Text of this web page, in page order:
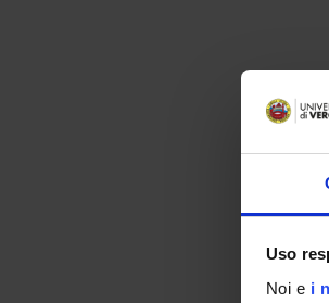
Uso
Noi e i